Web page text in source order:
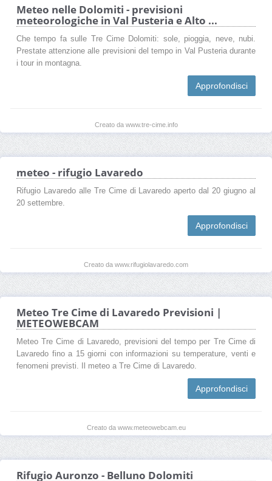
Meteo nelle Dolomiti - previsioni
meteorologiche in Val Pusteria e Alto ...
Che tempo fa sulle Tre Cime Dolomiti: sole, pioggia, neve, nubi.
Prestate attenzione alle previsioni del tempo in Val Pusteria durante
i tour in montagna.
Approfondisci
Creato da www.tre-cime.info
meteo - rifugio Lavaredo
Rifugio Lavaredo alle Tre Cime di Lavaredo aperto dal 20 giugno al
20 settembre.
Approfondisci
Creato da www.rifugiolavaredo.com
Meteo Tre Cime di Lavaredo Previsioni |
METEOWEBCAM
Meteo Tre Cime di Lavaredo, previsioni del tempo per Tre Cime di
Lavaredo fino a 15 giorni con informazioni su temperature, venti e
fenomeni previsti. Il meteo a Tre Cime di Lavaredo.
Approfondisci
Creato da www.meteowebcam.eu
Rifugio Auronzo - Belluno Dolomiti